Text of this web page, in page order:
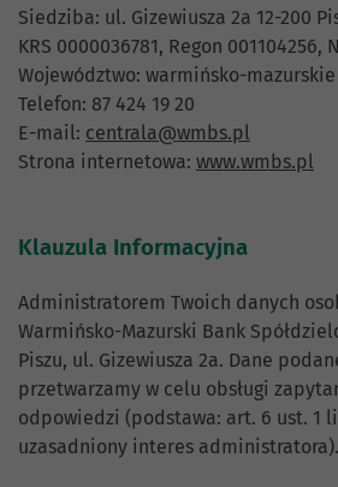
Siedziba: ul. Gizewiusza 2a 12-200
KRS 0000036781, Regon 001104256,
Województwo: warmińsko-mazurskie
Telefon: 87 424 19 20
E-mail: centrala@wmbs.pl
Strona internetowa: www.wmbs.pl
Klauzula Informacyjna
Administratorem Twoich danych
Warmińsko-Mazurski Bank
Piszu, ul. Gizewiusza 2a. Dane
przetwarzamy w celu obsługi
odpowiedzi (podstawa: art. 6 ust. 1
uzasadniony interes administratora).